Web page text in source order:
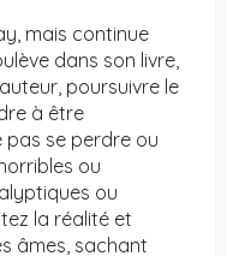
mais continue
dans son livre,
poursuivre le
à être
se perdre ou
ou
ou
la réalité et
âmes, sachant